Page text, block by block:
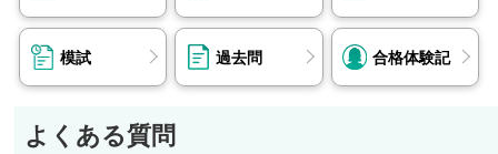
模試 過去問 合格体験記
よくある質問